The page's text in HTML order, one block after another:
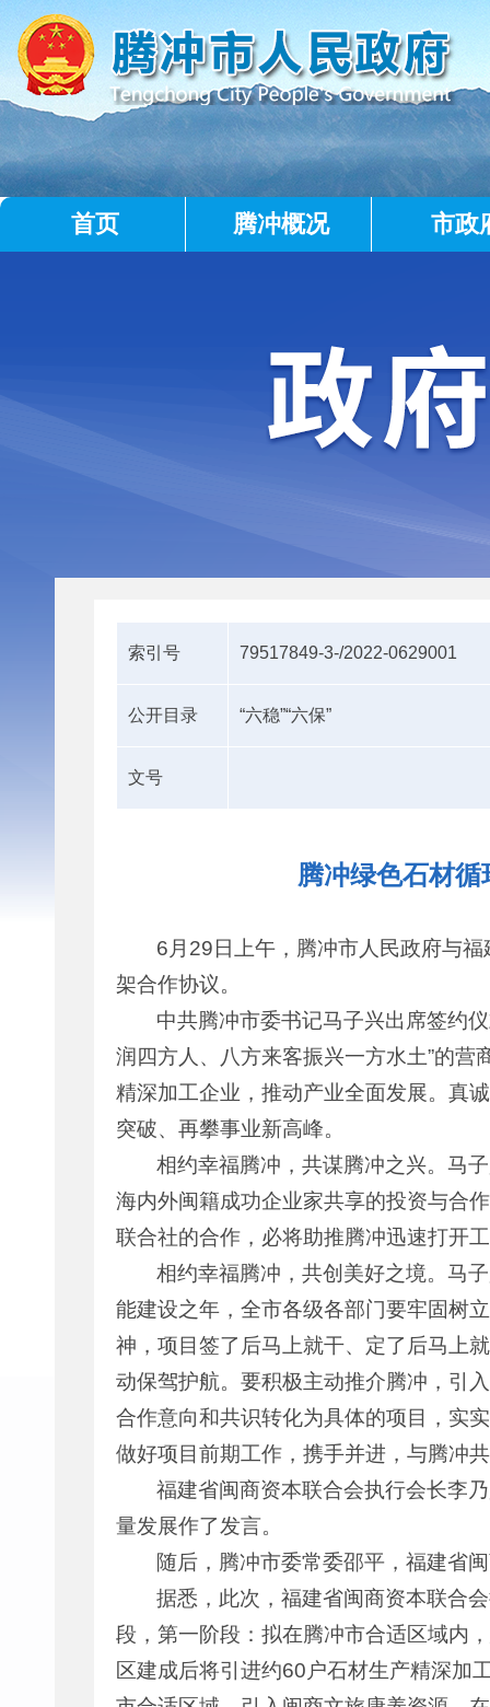
首页 腾冲概况 市政
索引号 79517849-3-/2022-0629001
公开目录 “六稳”“六保”
文号
腾冲绿色石材
6月29日上午，腾冲市人民政府与
架合作协议。
中共腾冲市委书记马子兴出席签约
润四方人、八方来客振兴一方水土”的
精深加工企业，推动产业全面发展。真
突破、再攀事业新高峰。
相约幸福腾冲，共谋腾冲之兴。马
海内外闽籍成功企业家共享的投资与合
联合社的合作，必将助推腾冲迅速打开
相约幸福腾冲，共创美好之境。马
能建设之年，全市各级各部门要牢固树
神，项目签了后马上就干、定了后马上
动保驾护航。要积极主动推介腾冲，引
合作意向和共识转化为具体的项目，实
做好项目前期工作，携手并进，与腾冲
福建省闽商资本联合会执行会长李
量发展作了发言。
随后，腾冲市委常委邵平，福建省
据悉，此次，福建省闽商资本联合
段，第一阶段：拟在腾冲市合适区域内
区建成后将引进约60户石材生产精深加